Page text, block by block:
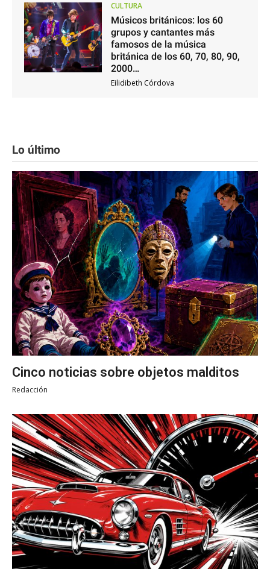
CULTURA
Músicos británicos: los 60
grupos y cantantes más
famosos de la música
británica de los 60, 70, 80, 90,
2000…
Eilidibeth Córdova
Lo último
Cinco noticias sobre objetos malditos
Redacción